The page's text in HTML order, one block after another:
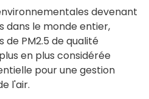
devenant
dans le monde entier,
de PM2.5 de qualité
en plus considérée
pour une gestion
l'air.